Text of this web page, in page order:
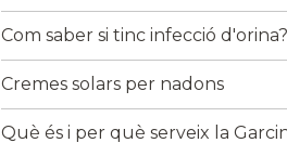
Com saber si tinc infecció d'orina?
Cremes solars per nadons
Què és i per què serveix la